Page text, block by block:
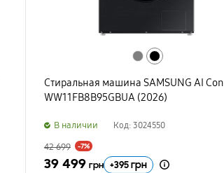
Стиральная машина SAMSUNG AI
WW11FB8B95GBUA (2026)
B наличии Код: 3024550
42 699 -7%
39 499 грн +395грн